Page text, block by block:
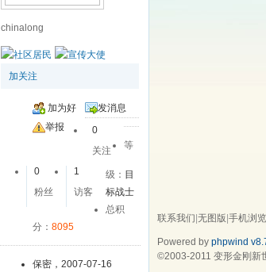
chinalong
加关注
加为好
友
发消息
举报
0
关注
0
粉丝
1
访客
等
级： 目
标战士
总积
分： 8095
保密，2007-07-16
联系我们 无图版 手机浏览
Powered by phpwind
©2003-2011 变形金刚新